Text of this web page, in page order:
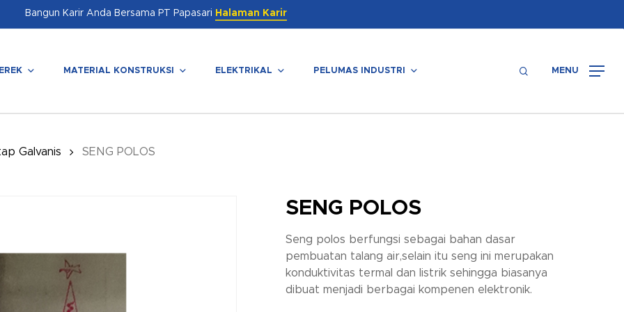
Bangun Karir Anda Bersama PT Papasari Halaman Karir
MATERIAL KONSTRUKSI ELEKTRIKAL PELUMAS INDUSTRI searchMENU
Galvanis SENG POLOS
SENG POLOS
Seng polos berfungsi sebagai bahan dasar
pembuatan talang air,selain itu seng ini merupakan
konduktivitas termal dan listrik sehingga biasanya
dibuat menjadi berbagai kompenen elektronik.